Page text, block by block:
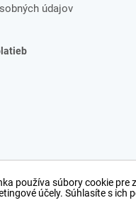
údajov
používa súbory cookie pre
účely. Súhlasíte s ich